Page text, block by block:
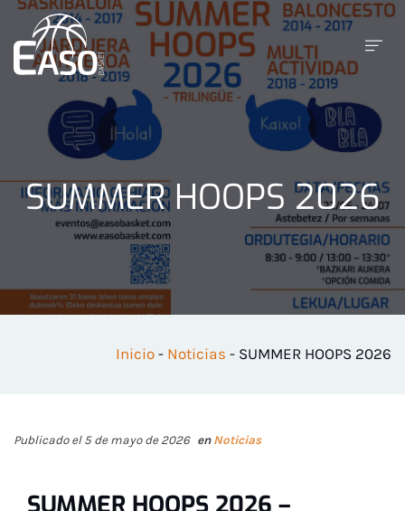
SUMMER HOOPS 2026
Inicio - Noticias - SUMMER HOOPS 2026
Publicado el 5 de mayo de 2026 en Noticias